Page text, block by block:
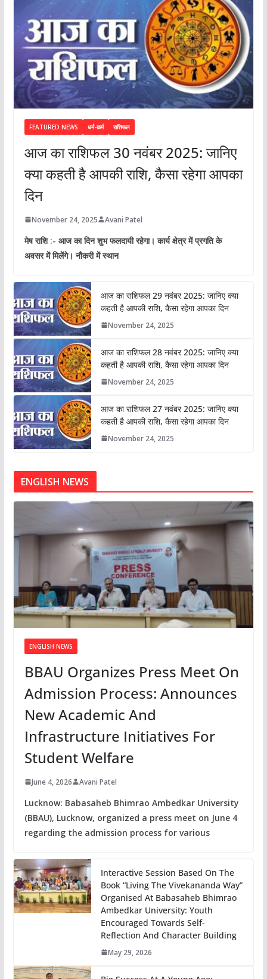
FEATURED NEWS धर्म-कर्म राशिफल
आज का राशिफल 30 नवंबर 2025: जानिए
क्या कहती है आपकी राशि, कैसा रहेगा आपका
दिन
November 24, 2025 Avani Patel
मेष राशि :- आज का दिन शुभ फलदायी रहेगा। कार्य क्षेत्र में प्रगति के
अवसर में मिलेंगे। नौकरी में स्थान
आज का राशिफल 29 नवंबर 2025: जानिए क्या
कहती है आपकी राशि, कैसा रहेगा आपका दिन
November 24, 2025
आज का राशिफल 28 नवंबर 2025: जानिए क्या
कहती है आपकी राशि, कैसा रहेगा आपका दिन
November 24, 2025
आज का राशिफल 27 नवंबर 2025: जानिए क्या
कहती है आपकी राशि, कैसा रहेगा आपका दिन
November 24, 2025
ENGLISH NEWS
ENGLISH NEWS
BBAU Organizes Press Meet On
Admission Process: Announces
New Academic And
Infrastructure Initiatives For
Student Welfare
June 4, 2026 Avani Patel
Lucknow: Babasaheb Bhimrao Ambedkar University
(BBAU), Lucknow, organized a press meet on June 4
regarding the admission process for various
Interactive Session Based On The
Book “Living The Vivekananda Way”
Organised At Babasaheb Bhimrao
Ambedkar University: Youth
Encouraged Towards Self-
Reflection And Character Building
May 29, 2026